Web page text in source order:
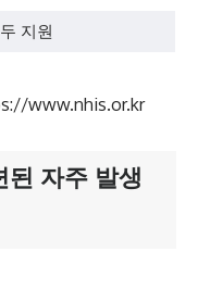
지원
www.nhis.or.kr
된 자주 발생